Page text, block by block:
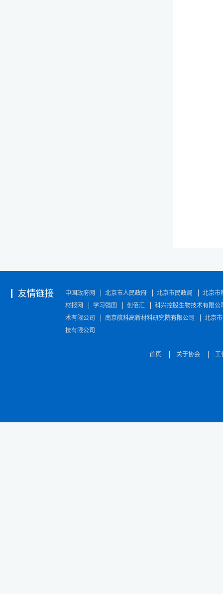
友情链接 中国政府网 北京市人民政府 北京市民政局
北京市
材报网
学习强国 创佰汇
科兴控股生物技术有限公
术有限公司
南京航科高新材料研究院有限公司
北京
技有限公司
首页 关于协会 工